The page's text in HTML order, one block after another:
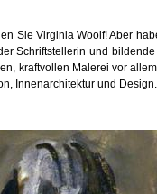
Sie Virginia Woolf! Aber
Schriftstellerin und
kraftvollen Malerei vor
Innenarchitektur und Design.